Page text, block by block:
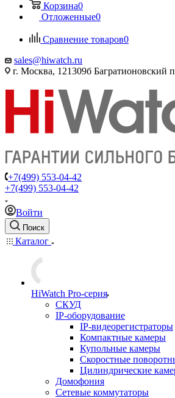
Корзина0
Отложенные0
Сравнение товаров0
sales@hiwatch.ru
г. Москва, 121309б Багратионовский
+7(499) 553-04-42
+7(499) 553-04-42
Войти
Поиск
Каталог
HiWatch Pro-серия
CКУД
IP-оборудование
IP-видеорегистраторы
Компактные камеры
Купольные камеры
Скоростные
Цилиндрические
Домофония
Сетевые коммутаторы